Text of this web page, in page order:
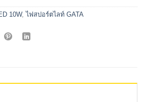
10W,ไฟสปอร์ตไลท์ GATA